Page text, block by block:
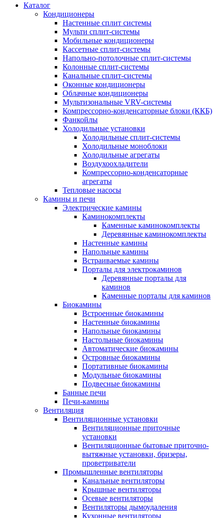
Каталог
Кондиционеры
Настенные сплит системы
Мульти сплит-системы
Мобильные кондиционеры
Кассетные сплит-системы
Напольно-потолочные сплит-системы
Колонные сплит-системы
Канальные сплит-системы
Оконные кондиционеры
Облачные кондиционеры
Мультизональные VRV-системы
Компрессорно-конденсаторные блоки (ККБ)
Фанкойлы
Холодильные установки
Холодильные сплит-системы
Холодильные моноблоки
Холодильные агрегаты
Воздухоохладители
Компрессорно-конденсаторные
агрегаты
Тепловые насосы
Камины и печи
Электрические камины
Каминокомплекты
Каменные каминокомплекты
Деревянные каминокомплекты
Настенные камины
Напольные камины
Встраиваемые камины
Порталы для электрокаминов
Деревянные порталы для
каминов
Каменные порталы для каминов
Биокамины
Встроенные биокамины
Настенные биокамины
Напольные биокамины
Настольные биокамины
Автоматические биокамины
Островные биокамины
Портативные биокамины
Модульные биокамины
Подвесные биокамины
Банные печи
Печи-камины
Вентиляция
Вентиляционные установки
Вентиляционные приточные
установки
Вентиляционные бытовые приточно-
вытяжные установки, бризеры,
проветриватели
Промышленные вентиляторы
Канальные вентиляторы
Крышные вентиляторы
Осевые вентиляторы
Вентиляторы дымоудаления
Кухонные вентиляторы